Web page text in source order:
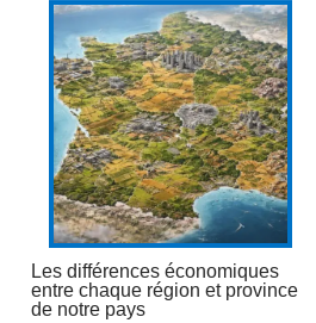
Les différences économiques
entre chaque région et province
de notre pays